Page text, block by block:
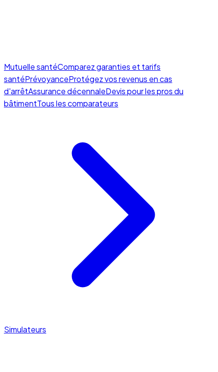
Mutuelle santéComparez garanties et tarifs
santéPrévoyanceProtégez vos revenus en cas
d'arrêtAssurance décennaleDevis pour les pros du
bâtimentTous les comparateurs
Simulateurs